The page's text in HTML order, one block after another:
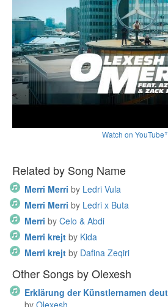
Watch on
Related by Song Name
Merri Merri by Ledri Vula
Merri Merri by Ledri x Buta
Merri by Celo & Abdi
Merri krejt by Kida
Merri krejt by Dafina Zeqiri
Other Songs by Olexesh
Erklärung der Künstlernamen
by Olexesh